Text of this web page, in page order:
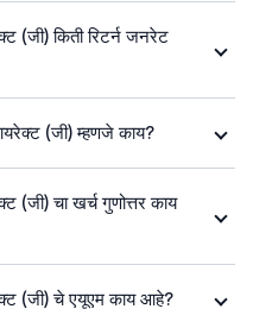
(जी) किती रिटर्न जनरेट
(जी) म्हणजे काय?
(जी) चा खर्च गुणोत्तर काय
(जी) चे एयूएम काय आहे?